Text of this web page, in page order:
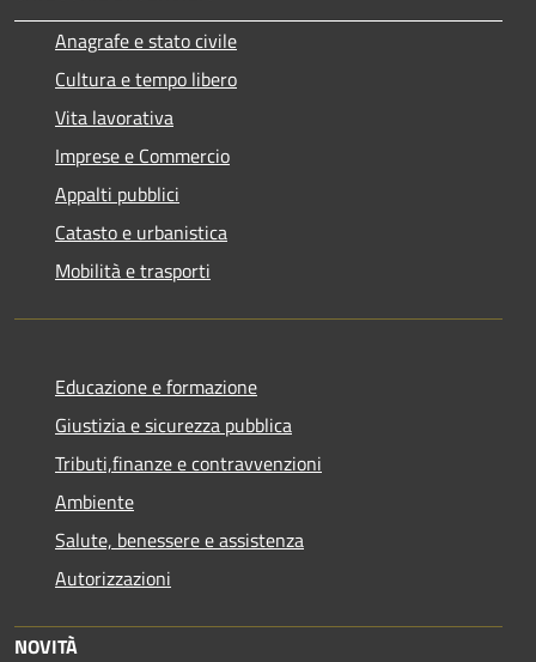
Anagrafe e stato civile
Cultura e tempo libero
Vita lavorativa
Imprese e Commercio
Appalti pubblici
Catasto e urbanistica
Mobilità e trasporti
Educazione e formazione
Giustizia e sicurezza pubblica
Tributi,finanze e contravvenzioni
Ambiente
Salute, benessere e assistenza
Autorizzazioni
NOVITÀ